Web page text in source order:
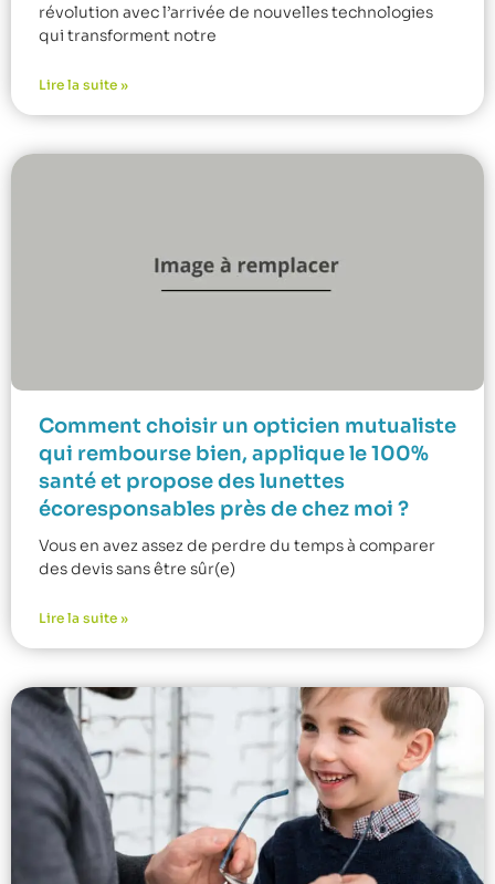
révolution avec l’arrivée de nouvelles technologies
qui transforment notre
Lire la suite »
Comment choisir un opticien mutualiste
qui rembourse bien, applique le 100%
santé et propose des lunettes
écoresponsables près de chez moi ?
Vous en avez assez de perdre du temps à comparer
des devis sans être sûr(e)
Lire la suite »